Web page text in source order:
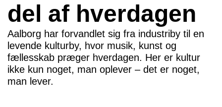
del af hverdagen
Aalborg har forvandlet sig fra industriby til en
levende kulturby, hvor musik, kunst og
fællesskab præger hverdagen. Her er kultur
ikke kun noget, man oplever – det er noget,
man lever.